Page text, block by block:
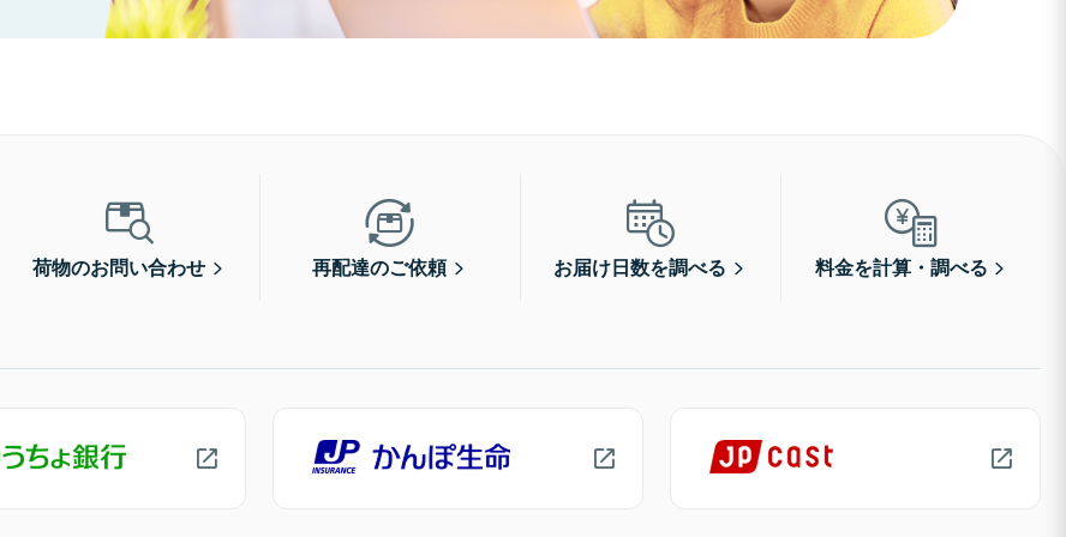
荷物のお問い合わせ 再配達のご依頼 お届け日数を調べる 料金を計算・調べる